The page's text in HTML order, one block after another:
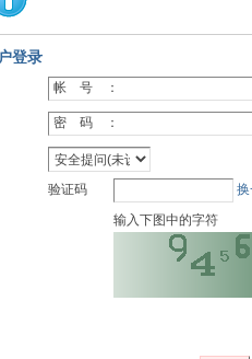
登录
帐 号 ：
密 码 ：
验证码
输入下图中的字符